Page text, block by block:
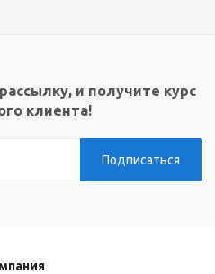
и получите курс
клиента!